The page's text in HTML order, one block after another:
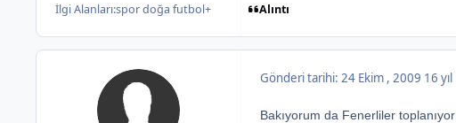
İlgi Alanları:spor doğa futbol+ Alıntı
Gönderi tarihi: 24 Ekim , 2009 16 yıl
Bakıyorum da Fenerliler toplanıyor